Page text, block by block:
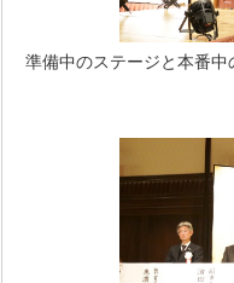
準備中のステージと本番